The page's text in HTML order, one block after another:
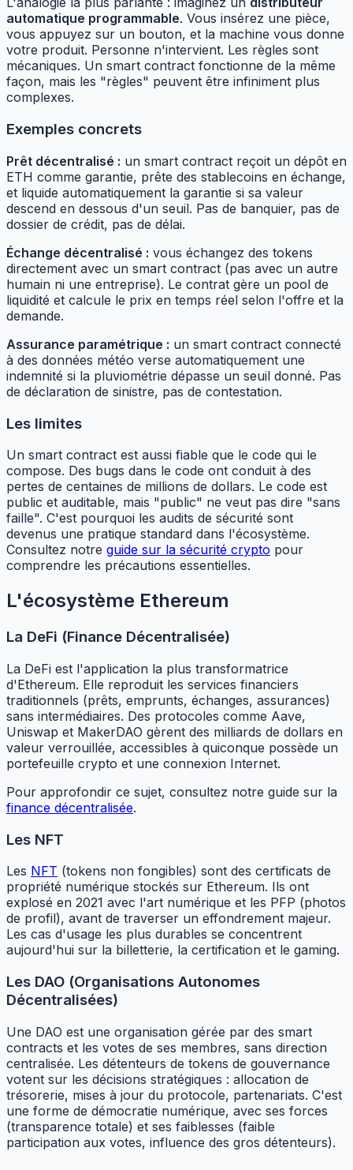
automatique programmable. Vous insérez une pièce,
vous appuyez sur un bouton, et la machine vous donne
votre produit. Personne n'intervient. Les règles sont
mécaniques. Un smart contract fonctionne de la même
façon, mais les "règles" peuvent être infiniment plus
complexes.
Exemples concrets
Prêt décentralisé : un smart contract reçoit un dépôt en
ETH comme garantie, prête des stablecoins en échange,
et liquide automatiquement la garantie si sa valeur
descend en dessous d'un seuil. Pas de banquier, pas de
dossier de crédit, pas de délai.
Échange décentralisé : vous échangez des tokens
directement avec un smart contract (pas avec un autre
humain ni une entreprise). Le contrat gère un pool de
liquidité et calcule le prix en temps réel selon l'offre et la
demande.
Assurance paramétrique : un smart contract connecté
à des données météo verse automatiquement une
indemnité si la pluviométrie dépasse un seuil donné. Pas
de déclaration de sinistre, pas de contestation.
Les limites
Un smart contract est aussi fiable que le code qui le
compose. Des bugs dans le code ont conduit à des
pertes de centaines de millions de dollars. Le code est
public et auditable, mais "public" ne veut pas dire "sans
faille". C'est pourquoi les audits de sécurité sont
devenus une pratique standard dans l'écosystème.
Consultez notre guide sur la sécurité crypto pour
comprendre les précautions essentielles.
L'écosystème Ethereum
La DeFi (Finance Décentralisée)
La DeFi est l'application la plus transformatrice
d'Ethereum. Elle reproduit les services financiers
traditionnels (prêts, emprunts, échanges, assurances)
sans intermédiaires. Des protocoles comme Aave,
Uniswap et MakerDAO gèrent des milliards de dollars en
valeur verrouillée, accessibles à quiconque possède un
portefeuille crypto et une connexion Internet.
Pour approfondir ce sujet, consultez notre guide sur la
finance décentralisée.
Les NFT
Les NFT (tokens non fongibles) sont des certificats de
propriété numérique stockés sur Ethereum. Ils ont
explosé en 2021 avec l'art numérique et les PFP (photos
de profil), avant de traverser un effondrement majeur.
Les cas d'usage les plus durables se concentrent
aujourd'hui sur la billetterie, la certification et le gaming.
Les DAO (Organisations Autonomes
Décentralisées)
Une DAO est une organisation gérée par des smart
contracts et les votes de ses membres, sans direction
centralisée. Les détenteurs de tokens de gouvernance
votent sur les décisions stratégiques : allocation de
trésorerie, mises à jour du protocole, partenariats. C'est
une forme de démocratie numérique, avec ses forces
(transparence totale) et ses faiblesses (faible
participation aux votes, influence des gros détenteurs).